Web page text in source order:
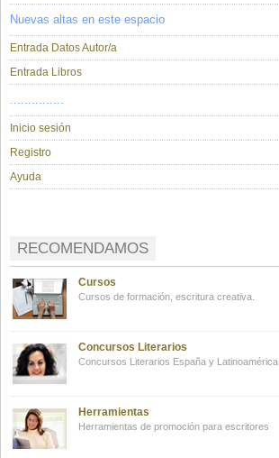
Nuevas altas en este espacio
Entrada Datos Autor/a
Entrada Libros
...............
Inicio sesión
Registro
Ayuda
RECOMENDAMOS
Cursos
Cursos de formación, escritura creativa.
Concursos Literarios
Concursos Literarios España y Latinoamérica
Herramientas
Herramientas de promoción para escritores